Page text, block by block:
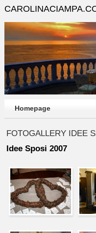
Homepage
FOTOGALLERY IDEE
Idee Sposi 2007